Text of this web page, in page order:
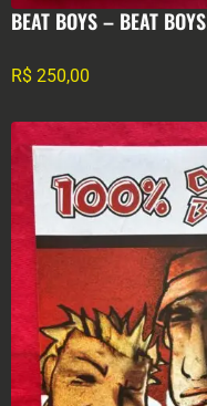
BEAT BOYS – BEAT BOYS
R$ 250,00